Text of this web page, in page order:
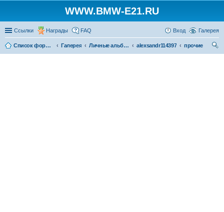
WWW.BMW-E21.RU
Ссылки Награды Галерея
FAQ Вход
Список форумов Галерея Личные альбомы alexsandr114397
прочие